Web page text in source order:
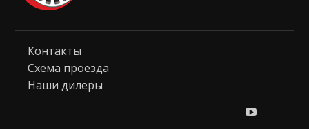
Контакты
Схема проезда
Наши дилеры